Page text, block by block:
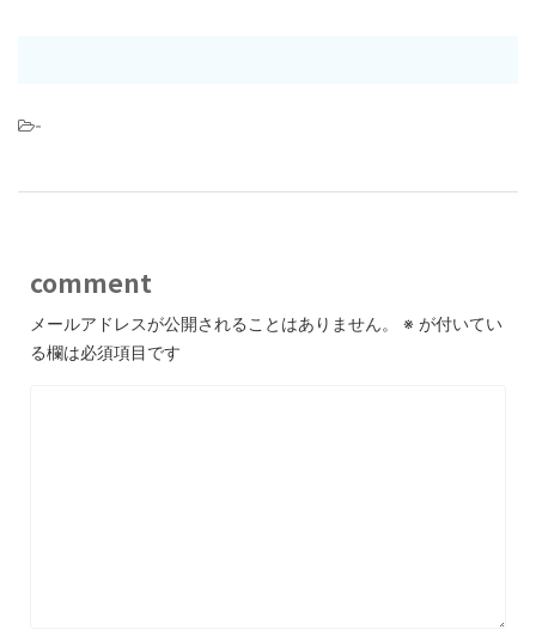
-
comment
メールアドレスが公開されることはありません。 ※ が付いてい
る欄は必須項目です